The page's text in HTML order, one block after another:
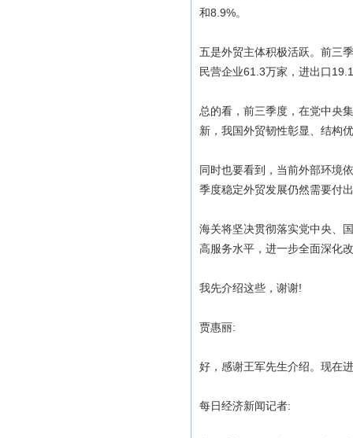
和8.9%。
五是外贸主体积极活跃。前三
民营企业61.3万家，进出口
总的看，前三季度，在党中央
新，我国外贸韧性彰显、结构
同时也要看到，当前外部环境
季度稳定外贸发展仍然需要付
海关将坚决贯彻落实党中央、
高服务水平，进一步全面深化
我先介绍这些，谢谢!
贾惠丽:
好，感谢王军先生介绍。现在
每日经济新闻记者: